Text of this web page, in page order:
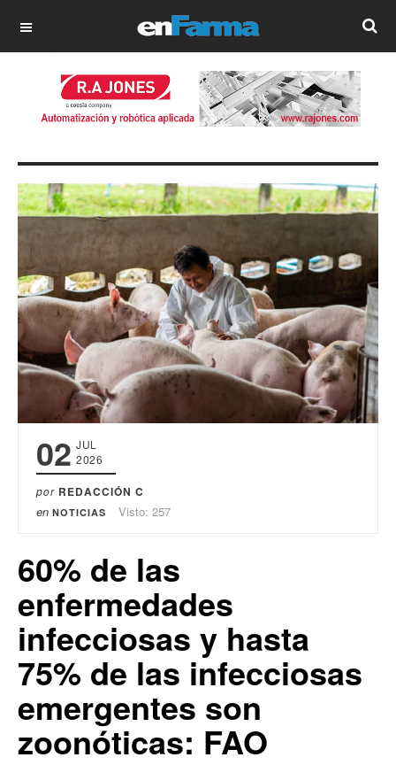
OFF CANVAS
02 JUL
2026
por REDACCIÓN C
en NOTICIAS Visto: 257
60% de las
enfermedades
infecciosas y hasta
75% de las infecciosas
emergentes son
zoonóticas: FAO